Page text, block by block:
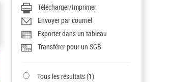
Télécharger/Imprimer
Envoyer par courriel
Exporter dans un tableau
Transférer pour un SGB
Tous les résultats(1)